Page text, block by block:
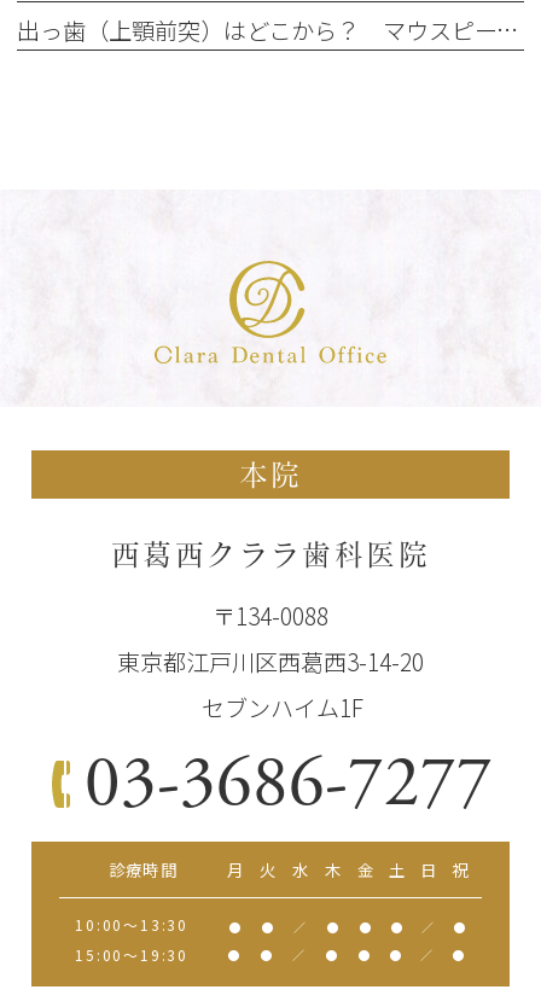
出っ歯（上顎前突）はどこから？ マウスピース矯正で治せる出っ歯とは？
本院
西葛西クララ歯科医院
〒134-0088
東京都江戸川区西葛西3-14-20
セブンハイム1F
03-3686-7277
診療時間 月 火 水 木 金 土 日 祝
10:00～13:30 ● ● ／ ● ● ● ／ ●
15:00～19:30 ● ● ／ ● ● ● ／ ●